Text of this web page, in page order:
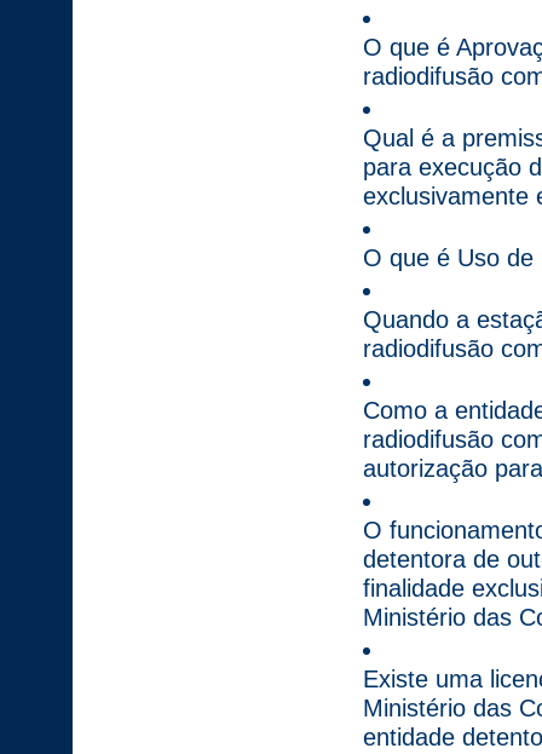
O que é
radiodifusão
Qual é a
para execução
exclusivamente
O que é Uso de
Quando a
radiodifusão
Como a
radiodifusão
autorização
O
detentora de
finalidade
Ministério das
Existe uma
Ministério das
entidade